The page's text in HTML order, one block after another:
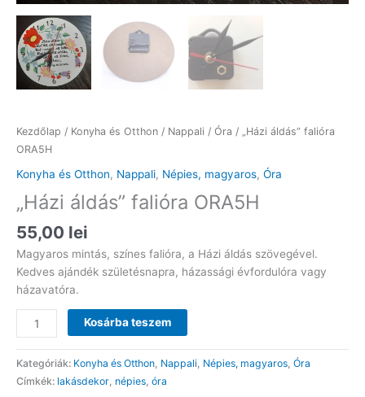
Kezdőlap / Konyha és Otthon / Nappali / Óra / „Házi áldás” falióra
ORA5H
Konyha és Otthon, Nappali, Népies, magyaros, Óra
„Házi áldás” falióra ORA5H
55,00 lei
Magyaros mintás, színes falióra, a Házi áldás szövegével.
Kedves ajándék születésnapra, házassági évfordulóra vagy
házavatóra.
"Házi
áldás"
falióra
ORA5H
mennyiség
Kosárba teszem
Kategóriák: Konyha és Otthon, Nappali, Népies, magyaros, Óra
Címkék: lakásdekor, népies, óra